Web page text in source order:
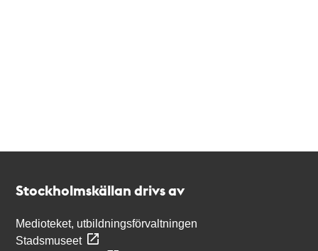
Stockholmskällan drivs av
Medioteket, utbildningsförvaltningen
Stadsmuseet